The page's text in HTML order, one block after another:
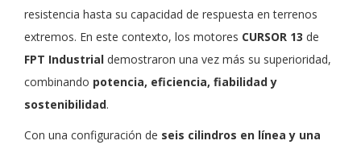
resistencia hasta su capacidad de respuesta en terrenos
extremos. En este contexto, los motores CURSOR 13 de
FPT Industrial demostraron una vez más su superioridad,
combinando potencia, eficiencia, fiabilidad y
sostenibilidad.
Con una configuración de seis cilindros en línea y una